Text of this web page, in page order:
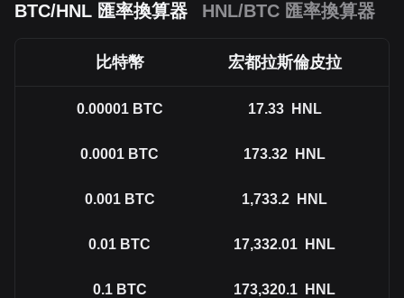
BTC/HNL 匯率換算器
HNL/BTC 匯率換算器
比特幣 宏都拉斯倫皮拉
0.00001 BTC 17.33 HNL
0.0001 BTC 173.32 HNL
0.001 BTC 1,733.2 HNL
0.01 BTC 17,332.01 HNL
0.1 BTC 173,320.1 HNL